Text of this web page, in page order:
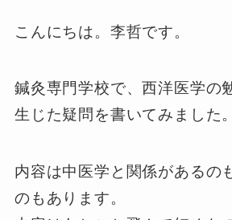
こんにちは。李哲です。
鍼灸専門学校で、西洋医学の
生じた疑問を書いてみました。
内容は中医学と関係があるの
のもあります。